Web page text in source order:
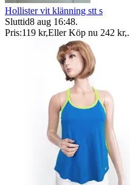
Hollister vit klänning stt s
Sluttid8 aug 16:48.
Pris:119 kr,Eller Köp nu 242 kr,.